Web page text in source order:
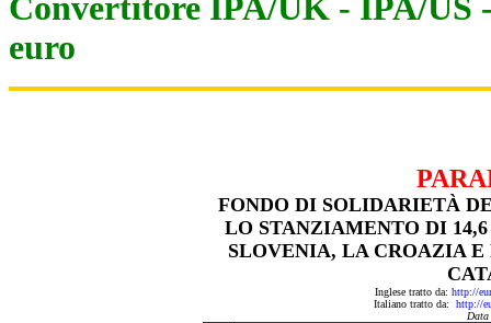
Convertitore IPA/UK - IPA/US
euro
FONDO DI SOLIDARIETÀ
LO STANZIAMENTO DI
SLOVENIA, LA CROAZIA
Inglese tratto da: http://
Italiano tratto da: http://
Data